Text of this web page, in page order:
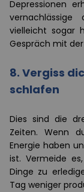
Depressionen
vielleicht sogar
Gespräch mit
8. Vergiss
schlafen
Dies sind die
Zeiten. Wenn
Energie haben
ist. Vermeide
Dinge zu
Tag weniger